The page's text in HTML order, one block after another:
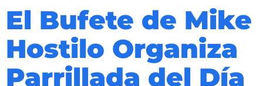
El Bufete de Mike
Hostilo Organiza
Parrillada del Día